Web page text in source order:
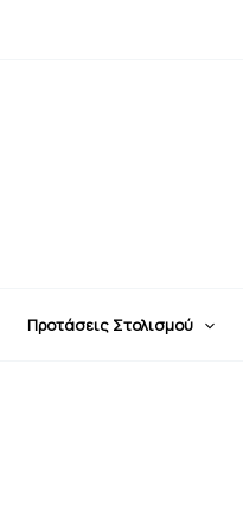
Προτάσεις Στολισμού